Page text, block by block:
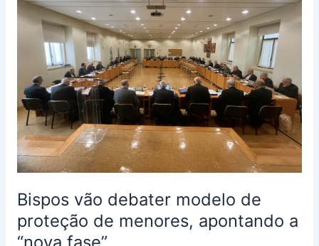
Bispos vão debater modelo de
proteção de menores, apontando a
vão
debater
modelo
proteção
de
menores,
apontando
a
“nova